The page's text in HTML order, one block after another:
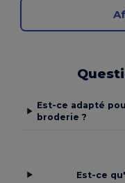
Est-ce adapté
broderie ?
Est-ce